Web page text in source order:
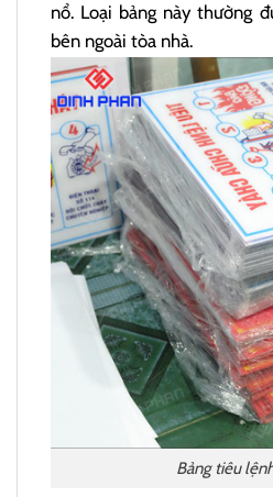
nổ. Loại bảng này thường
bên ngoài tòa nhà.
Bảng tiêu